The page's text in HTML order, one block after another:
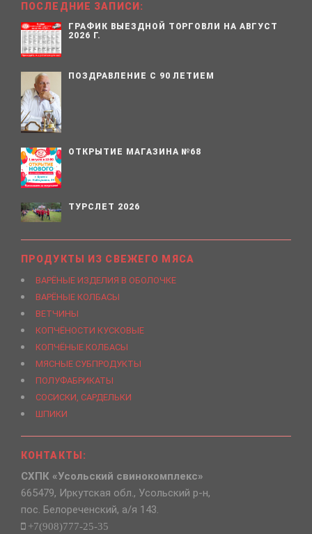
ПОСЛЕДНИЕ ЗАПИСИ:
ГРАФИК ВЫЕЗДНОЙ ТОРГОВЛИ НА АВГУСТ
2026 Г.
ПОЗДРАВЛЕНИЕ С 90 ЛЕТИЕМ
ОТКРЫТИЕ МАГАЗИНА №68
ТУРСЛЕТ 2026
ПРОДУКТЫ ИЗ СВЕЖЕГО МЯСА
ВАРЁНЫЕ ИЗДЕЛИЯ В ОБОЛОЧКЕ
ВАРЁНЫЕ КОЛБАСЫ
ВЕТЧИНЫ
КОПЧЁНОСТИ КУСКОВЫЕ
КОПЧЁНЫЕ КОЛБАСЫ
МЯСНЫЕ СУБПРОДУКТЫ
ПОЛУФАБРИКАТЫ
СОСИСКИ, САРДЕЛЬКИ
ШПИКИ
КОНТАКТЫ:
СХПК «Усольский свинокомплекс»
665479, Иркутская обл., Усольский р-н,
пос. Белореченский, а/я 143.
+7(908)777-25-35